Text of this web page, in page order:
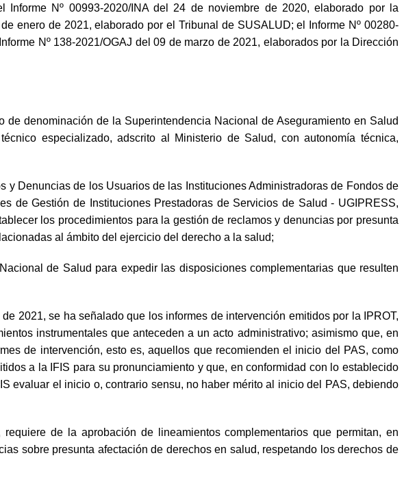
Nº 00993-2020/INA del 24 de noviembre de 2020, elaborado por la
enero de 2021, elaborado por el Tribunal de SUSALUD; el Informe Nº 00280-
Nº 138-2021/OGAJ del 09 de marzo de 2021, elaborados por la Dirección
denominación de la Superintendencia Nacional de Aseguramiento en Salud
especializado, adscrito al Ministerio de Salud, con autonomía técnica,
Denuncias de los Usuarios de las Instituciones Administradoras de Fondos de
de Gestión de Instituciones Prestadoras de Servicios de Salud - UGIPRESS,
los procedimientos para la gestión de reclamos y denuncias por presunta
al ámbito del ejercicio del derecho a la salud;
de Salud para expedir las disposiciones complementarias que resulten
2021, se ha señalado que los informes de intervención emitidos por la IPROT,
instrumentales que anteceden a un acto administrativo; asimismo que, en
de intervención, esto es, aquellos que recomienden el inicio del PAS, como
a la IFIS para su pronunciamiento y que, en conformidad con lo establecido
evaluar el inicio o, contrario sensu, no haber mérito al inicio del PAS, debiendo
de la aprobación de lineamientos complementarios que permitan, en
sobre presunta afectación de derechos en salud, respetando los derechos de